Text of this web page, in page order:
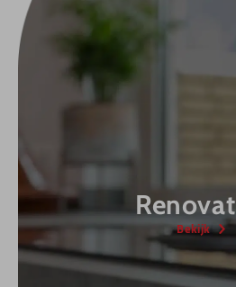
Bekijk